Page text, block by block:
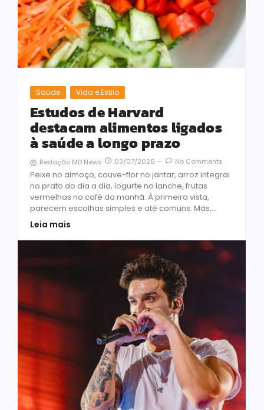
Saúde Vida e Estilo
Estudos de Harvard
destacam alimentos ligados
à saúde a longo prazo
Redação MD News 03/07/2026 - No Comments
Peixe no almoço, couve-flor no jantar, arroz integral
no prato do dia a dia, iogurte no lanche, frutas
vermelhas no café da manhã. À primeira vista,
parecem escolhas simples e até comuns. Mas,...
Leia mais